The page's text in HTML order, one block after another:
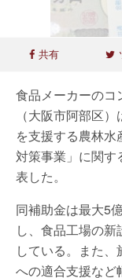
共有
食品メーカーのコ
（大阪市阿部区
を支援する農林
対策事業」に関
表した。
同補助金は最大5
し、食品工場の
している。また
への適合支援など